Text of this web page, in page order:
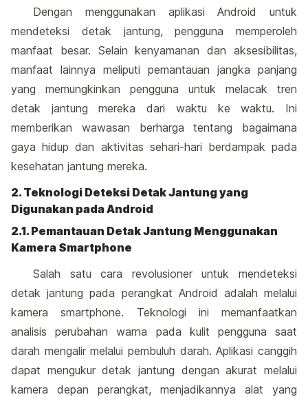
Dengan menggunakan aplikasi Android untuk
mendeteksi detak jantung, pengguna memperoleh
manfaat besar. Selain kenyamanan dan aksesibilitas,
manfaat lainnya meliputi pemantauan jangka panjang
yang memungkinkan pengguna untuk melacak tren
detak jantung mereka dari waktu ke waktu. Ini
memberikan wawasan berharga tentang bagaimana
gaya hidup dan aktivitas sehari-hari berdampak pada
kesehatan jantung mereka.
2. Teknologi Deteksi Detak Jantung yang
Digunakan pada Android
2.1. Pemantauan Detak Jantung Menggunakan
Kamera Smartphone
Salah satu cara revolusioner untuk mendeteksi
detak jantung pada perangkat Android adalah melalui
kamera smartphone. Teknologi ini memanfaatkan
analisis perubahan warna pada kulit pengguna saat
darah mengalir melalui pembuluh darah. Aplikasi canggih
dapat mengukur detak jantung dengan akurat melalui
kamera depan perangkat, menjadikannya alat yang